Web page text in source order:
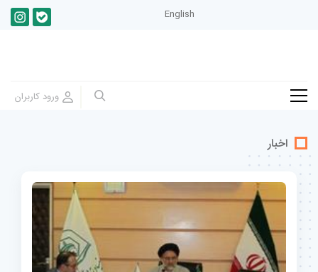
English
اخبار